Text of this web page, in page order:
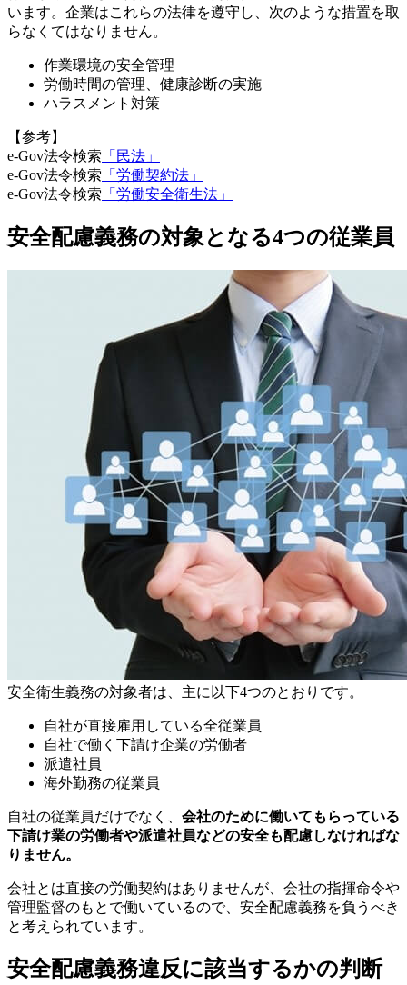
います。企業はこれらの法律を遵守し、次のような措置を取
らなくてはなりません。
作業環境の安全管理
労働時間の管理、健康診断の実施
ハラスメント対策
【参考】
e-Gov法令検索 「民法」
e-Gov法令検索 「労働契約法」
e-Gov法令検索 「労働安全衛生法」
安全配慮義務の対象となる4つの従業員
安全衛生義務の対象者は、主に以下4つのとおりです。
自社が直接雇用している全従業員
自社で働く下請け企業の労働者
派遣社員
海外勤務の従業員
自社の従業員だけでなく、 会社のために働いてもらっている
下請け業の労働者や派遣社員などの安全も配慮しなければな
りません。
会社とは直接の労働契約はありませんが、会社の指揮命令や
管理監督のもとで働いているので、安全配慮義務を負うべき
と考えられています。
安全配慮義務違反に該当するかの判断